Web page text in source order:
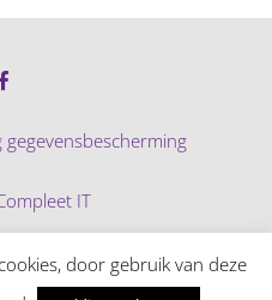
IT
Adegeest
door gebruik van deze